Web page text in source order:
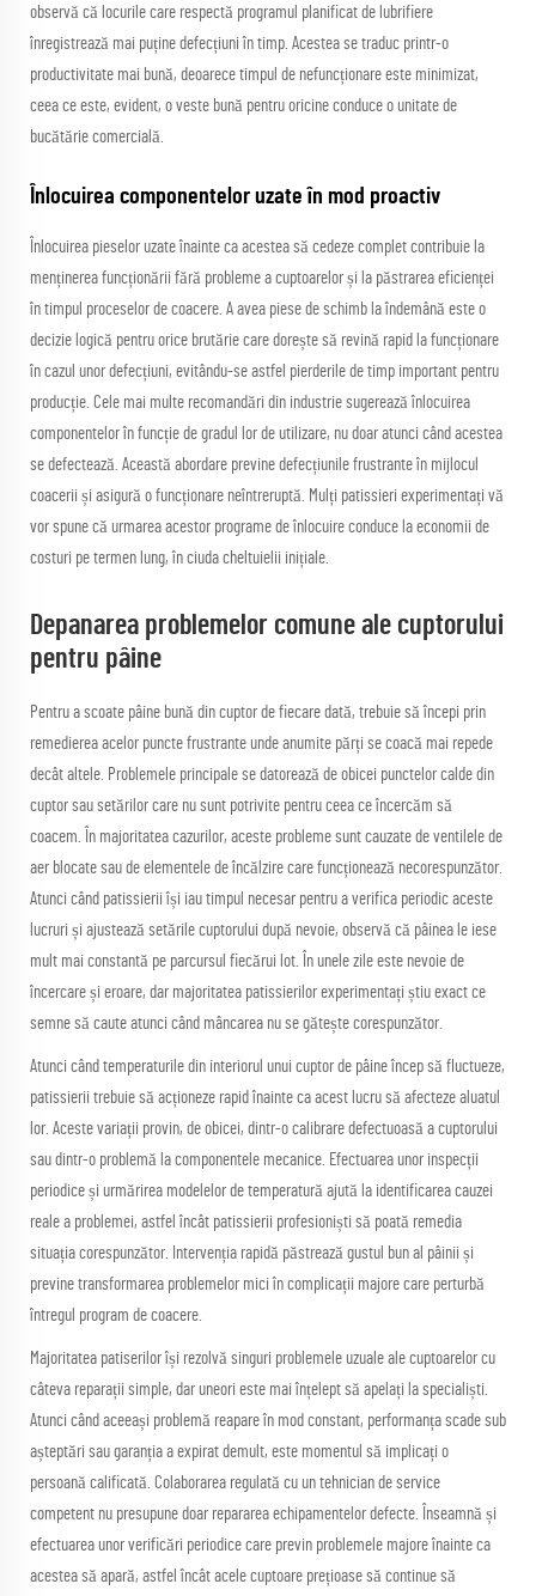
observă că locurile care respectă programul planificat de lubrifiere
înregistrează mai puține defecțiuni în timp. Acestea se traduc printr-o
productivitate mai bună, deoarece timpul de nefuncționare este minimizat,
ceea ce este, evident, o veste bună pentru oricine conduce o unitate de
bucătărie comercială.
Înlocuirea componentelor uzate în mod proactiv
Înlocuirea pieselor uzate înainte ca acestea să cedeze complet contribuie la
menținerea funcționării fără probleme a cuptoarelor și la păstrarea eficienței
în timpul proceselor de coacere. A avea piese de schimb la îndemână este o
decizie logică pentru orice brutărie care dorește să revină rapid la funcționare
în cazul unor defecțiuni, evitându-se astfel pierderile de timp important pentru
producție. Cele mai multe recomandări din industrie sugerează înlocuirea
componentelor în funcție de gradul lor de utilizare, nu doar atunci când acestea
se defectează. Această abordare previne defecțiunile frustrante în mijlocul
coacerii și asigură o funcționare neîntreruptă. Mulți patissieri experimentați vă
vor spune că urmarea acestor programe de înlocuire conduce la economii de
costuri pe termen lung, în ciuda cheltuielii inițiale.
Depanarea problemelor comune ale cuptorului
pentru pâine
Pentru a scoate pâine bună din cuptor de fiecare dată, trebuie să începi prin
remedierea acelor puncte frustrante unde anumite părți se coacă mai repede
decât altele. Problemele principale se datorează de obicei punctelor calde din
cuptor sau setărilor care nu sunt potrivite pentru ceea ce încercăm să
coacem. În majoritatea cazurilor, aceste probleme sunt cauzate de ventilele de
aer blocate sau de elementele de încălzire care funcționează necorespunzător.
Atunci când patissierii își iau timpul necesar pentru a verifica periodic aceste
lucruri și ajustează setările cuptorului după nevoie, observă că pâinea le iese
mult mai constantă pe parcursul fiecărui lot. În unele zile este nevoie de
încercare și eroare, dar majoritatea patissierilor experimentați știu exact ce
semne să caute atunci când mâncarea nu se gătește corespunzător.
Atunci când temperaturile din interiorul unui cuptor de pâine încep să fluctueze,
patissierii trebuie să acționeze rapid înainte ca acest lucru să afecteze aluatul
lor. Aceste variații provin, de obicei, dintr-o calibrare defectuoasă a cuptorului
sau dintr-o problemă la componentele mecanice. Efectuarea unor inspecții
periodice și urmărirea modelelor de temperatură ajută la identificarea cauzei
reale a problemei, astfel încât patissierii profesioniști să poată remedia
situația corespunzător. Intervenția rapidă păstrează gustul bun al pâinii și
previne transformarea problemelor mici în complicații majore care perturbă
întregul program de coacere.
Majoritatea patiserilor își rezolvă singuri problemele uzuale ale cuptoarelor cu
câteva reparații simple, dar uneori este mai înțelept să apelați la specialiști.
Atunci când aceeași problemă reapare în mod constant, performanța scade sub
așteptări sau garanția a expirat demult, este momentul să implicați o
persoană calificată. Colaborarea regulată cu un tehnician de service
competent nu presupune doar repararea echipamentelor defecte. Înseamnă și
efectuarea unor verificări periodice care previn problemele majore înainte ca
acestea să apară, astfel încât acele cuptoare prețioase să continue să